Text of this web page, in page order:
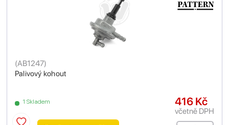
Palivový kohout
(AB1247)
1 Skladem 416 Kč
včetně DPH